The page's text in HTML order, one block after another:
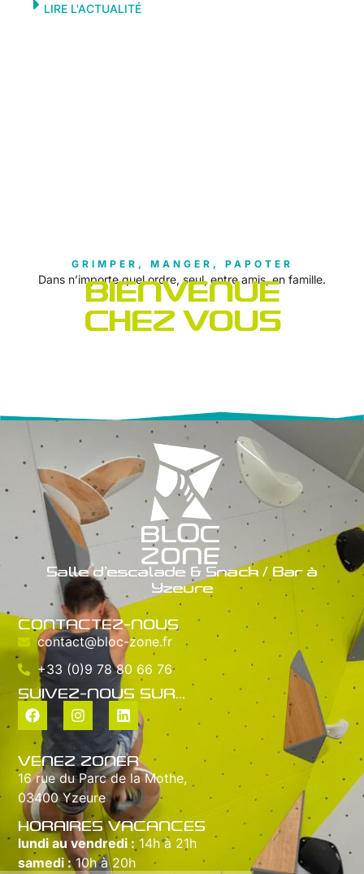
LIRE L'ACTUALITÉ
GRIMPER, MANGER, PAPOTER
Dans n’importe quel ordre, seul, entre amis, en famille.
BIENVENUE
CHEZ VOUS
Salle d’escalade & Snack / Bar à
Yzeure
CONTACTEZ-NOUS
contact@bloc-zone.fr
+33 (0)9 78 80 66 76
SUIVEZ-NOUS SUR...
VENEZ ZONER
16 rue du Parc de la Mothe,
03400 Yzeure
HORAIRES VACANCES
lundi au vendredi : 14h à 21h
samedi :10h à 20h